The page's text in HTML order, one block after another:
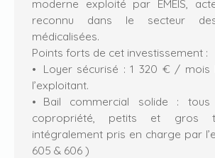
moderne exploité par EMEIS,
reconnu dans le secteur
médicalisées.
Points forts de cet investissement :
Loyer sécurisé : 1 320 € / mois
l’exploitant.
Bail commercial solide :
copropriété, petits et gros
intégralement pris en charge par
605 & 606 )